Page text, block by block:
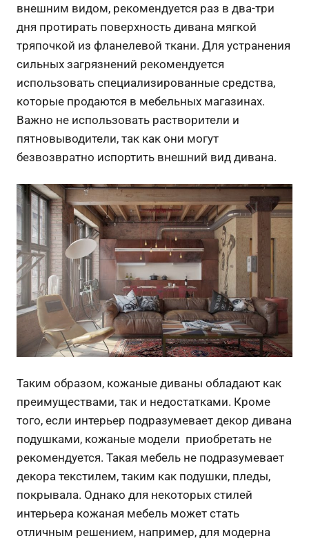
внешним видом, рекомендуется раз в два-три
дня протирать поверхность дивана мягкой
тряпочкой из фланелевой ткани. Для устранения
сильных загрязнений рекомендуется
использовать специализированные средства,
которые продаются в мебельных магазинах.
Важно не использовать растворители и
пятновыводители, так как они могут
безвозвратно испортить внешний вид дивана.
Таким образом, кожаные диваны обладают как
преимуществами, так и недостатками. Кроме
того, если интерьер подразумевает декор дивана
подушками, кожаные модели приобретать не
рекомендуется. Такая мебель не подразумевает
декора текстилем, таким как подушки, пледы,
покрывала. Однако для некоторых стилей
интерьера кожаная мебель может стать
отличным решением, например, для модерна